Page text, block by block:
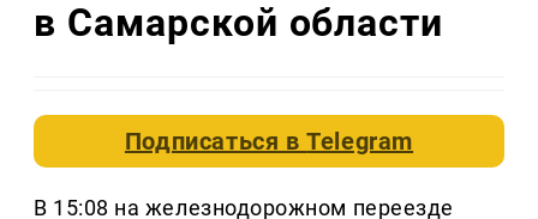
в Самарской области
Подписаться вTelegram
В 15:08 на железнодорожном переезде